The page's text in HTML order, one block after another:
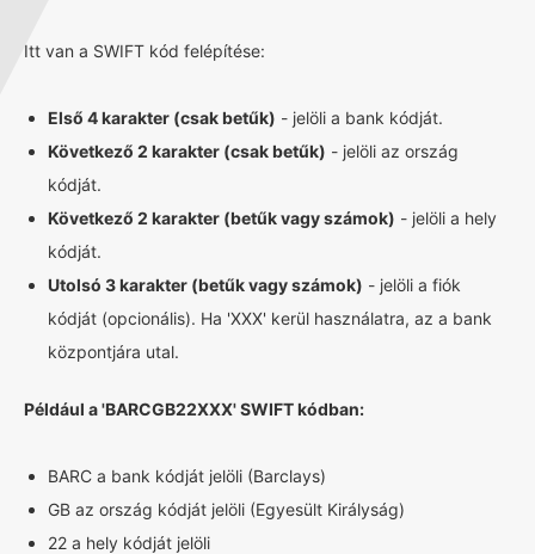
Itt van a SWIFT kód felépítése:
Első 4 karakter (csak betűk) - jelöli a bank kódját.
Következő 2 karakter (csak betűk) - jelöli az ország
kódját.
Következő 2 karakter (betűk vagy számok) - jelöli a hely
kódját.
Utolsó 3 karakter (betűk vagy számok) - jelöli a fiók
kódját (opcionális). Ha 'XXX' kerül használatra, az a bank
központjára utal.
Például a 'BARCGB22XXX' SWIFT kódban:
BARC a bank kódját jelöli (Barclays)
GB az ország kódját jelöli (Egyesült Királyság)
22 a hely kódját jelöli